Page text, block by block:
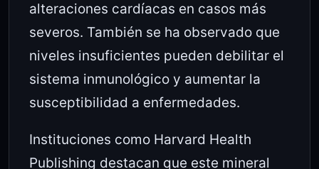
alteraciones cardíacas en casos más
severos. También se ha observado que
niveles insuficientes pueden debilitar el
sistema inmunológico y aumentar la
susceptibilidad a enfermedades.
Instituciones como Harvard Health
Publishing destacan que este mineral